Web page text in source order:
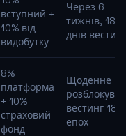
вступний +
10% від
видобутку
Через 6
тижнів, 180
днів
8%
платформа
+ 10%
страховий
фонд
Щоденне
вестинг 180
епох